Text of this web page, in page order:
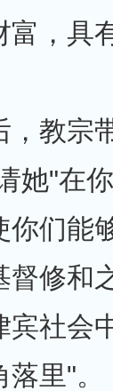
富，具
，教宗
她"在
你们能
督修和
宾社会
里"。